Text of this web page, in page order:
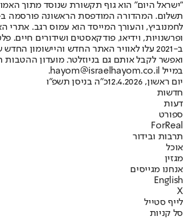
"ישראל היום" הוא גוף תקשורת שנוסד מתוך
ופרשנויות, וידיאו, פודקאסטים ושידורים חיים.
ב-2021 עלו לאוויר האתר החדש
ואפשר לקבל אותם גם בניוזלטר. מועדון ההטבות
במייל hayom@israelhayom.co.il.
יום ראשון, 12.4.2026
כ"ה בניסן תשפ"ו
חדשות
דעות
ספורט
ForReal
תרבות ובידור
אוכל
מגזין
אנחנו מגייסים
English
X
לייף סטייל
סל קניות